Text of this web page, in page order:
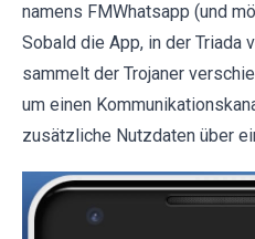
namens FMWhatsapp (und
Sobald die App, in der
sammelt der Trojaner
um einen
zusätzliche Nutzdaten über